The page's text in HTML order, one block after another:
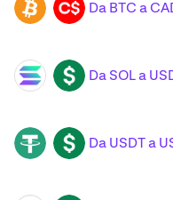
BTC CAD Da BTC a
SOL USD Da SOL a
USDT USD Da USDT a